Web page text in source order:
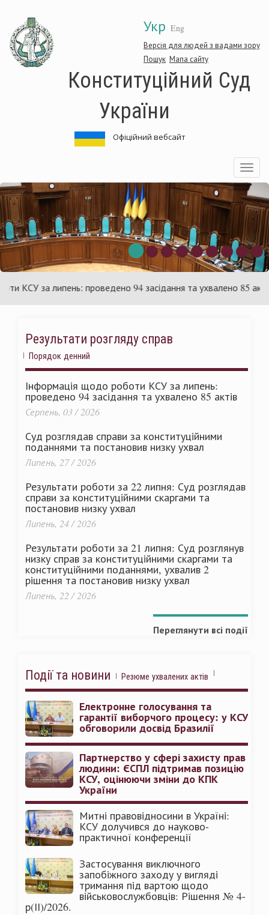
основного
матеріалу
Укр Eng
Версія для людей з вадами зору
Пошук Мапа сайту
Конституційний Суд
України
Офіційний вебсайт
Toggle
Суд
за липень: проведено 94 засідання та ухвалено 85 актів
Результати розгляду справ
Порядок денний
Інформація щодо роботи КСУ за липень:
проведено 94 засідання та ухвалено 85 актів
Серпень, 03 / 2026
Суд розглядав справи за конституційними
поданнями та постановив низку ухвал
Липень, 27 / 2026
Результати роботи за 22 липня: Суд розглядав
справи за конституційними скаргами та
постановив низку ухвал
Липень, 24 / 2026
Результати роботи за 21 липня: Суд розглянув
низку справ за конституційними скаргами та
конституційними поданнями, ухвалив 2
рішення та постановив низку ухвал
Липень, 22 / 2026
Переглянути всі події
Події та новини Резюме ухвалених актів
Електронне голосування та
гарантії виборчого процесу: у КСУ
обговорили досвід Бразилії
Партнерство у сфері захисту прав
людини: ЄСПЛ підтримав позицію
КСУ, оцінюючи зміни до КПК
України
Митні правовідносини в Україні:
КСУ долучився до науково-
практичної конференції
Застосування виключного
запобіжного заходу у вигляді
тримання під вартою щодо
військовослужбовців: Рішення № 4-
р(ІІ)/2026.